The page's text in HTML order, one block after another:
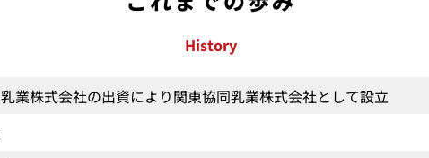
History
業株式会社の出資により関東協同乳業株式会社として設立